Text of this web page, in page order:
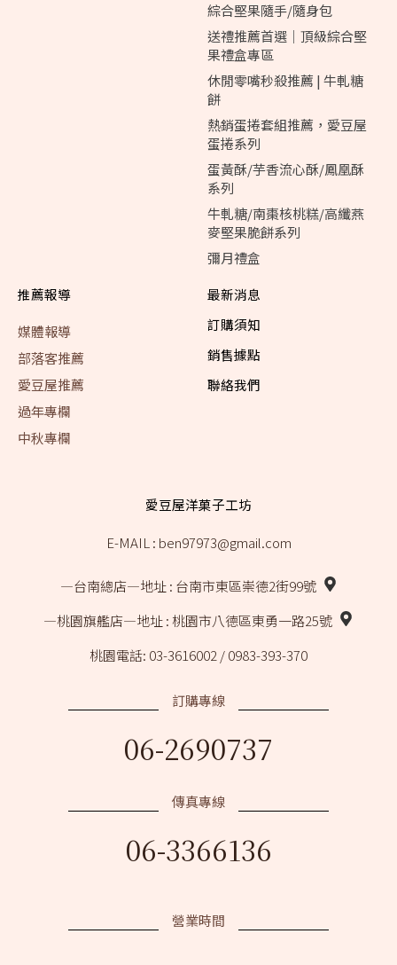
綜合堅果隨手/隨身包
送禮推薦首選｜頂級綜合堅
果禮盒專區
休閒零嘴秒殺推薦 | 牛軋糖
餅
熱銷蛋捲套組推薦，愛豆屋
蛋捲系列
蛋黃酥/芋香流心酥/鳳凰酥
系列
牛軋糖/南棗核桃糕/高纖燕
麥堅果脆餅系列
彌月禮盒
推薦報導
媒體報導
部落客推薦
愛豆屋推薦
過年專欄
中秋專欄
最新消息
訂購須知
銷售據點
聯絡我們
愛豆屋洋菓子工坊
E-MAIL : ben97973@gmail.com
―台南總店―地址 : 台南市東區崇德2街99號
―桃園旗艦店―地址 : 桃園市八德區東勇一路25號
桃園電話: 03-3616002 / 0983-393-370
06-2690737
訂購專線
06-3366136
傳真專線
營業時間